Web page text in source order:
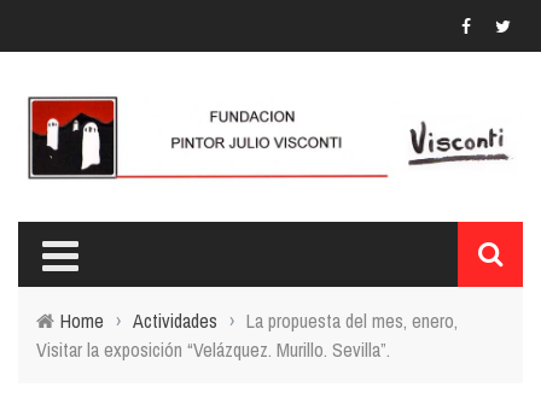
Home › Actividades › La propuesta del mes, enero,
Visitar la exposición “Velázquez. Murillo. Sevilla”.